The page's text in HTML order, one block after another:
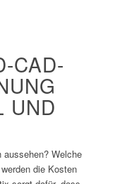
CAD-
UND
Welche
die Kosten